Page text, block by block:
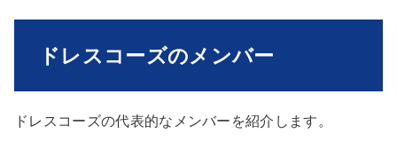
ドレスコーズのメンバー
ドレスコーズの代表的なメンバーを紹介します。